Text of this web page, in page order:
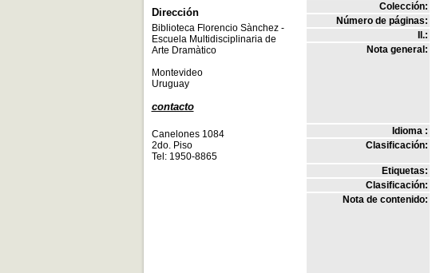
Colección:
Número de páginas:
Il.:
Nota general:
Idioma :
Clasificación:
Etiquetas:
Clasificación:
Nota de contenido:
Dirección
Biblioteca Florencio Sànchez -
Escuela Multidisciplinaria de
Arte Dramàtico
Montevideo
Uruguay
contacto
Canelones 1084
2do. Piso
Tel: 1950-8865